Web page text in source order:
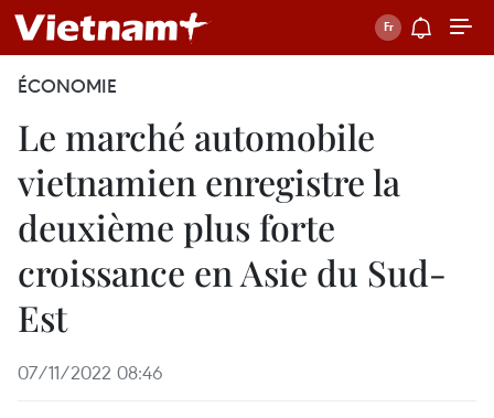
ÉCONOMIE
Le marché automobile
vietnamien enregistre la
deuxième plus forte
croissance en Asie du Sud-
Est
07/11/2022 08:46